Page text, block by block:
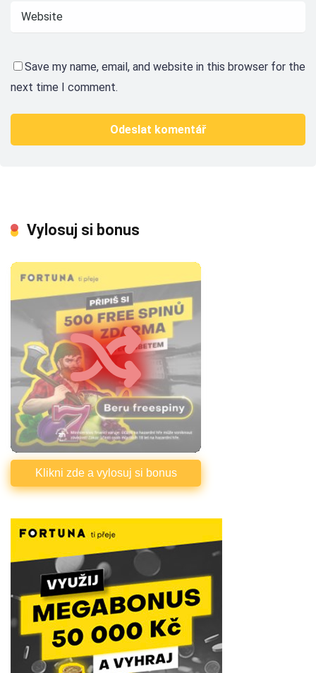
Save my name, email, and website in this browser for the
next time I comment.
Vylosuj si bonus
Klikni zde a vylosuj si bonus